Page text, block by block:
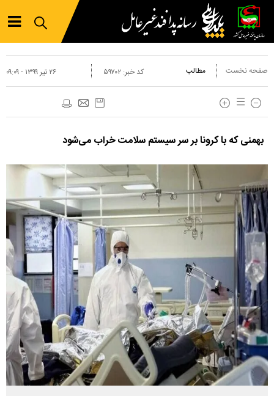
صفحه نخست مطالب ۲۶ تير ۱۳۹۹ - ۰۹:۰۹ کد خبر:۵۹۷۰۲
بهمنی که با کرونا بر سر سیستم سلامت خراب می‌شود